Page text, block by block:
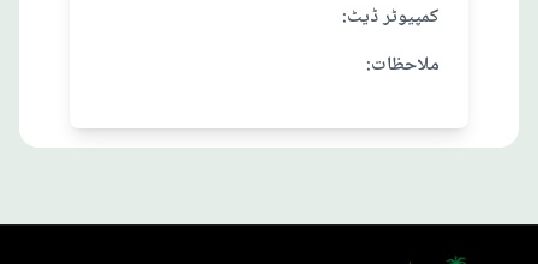
:کمپیوٹر ڈیٹ
:ملاحظات